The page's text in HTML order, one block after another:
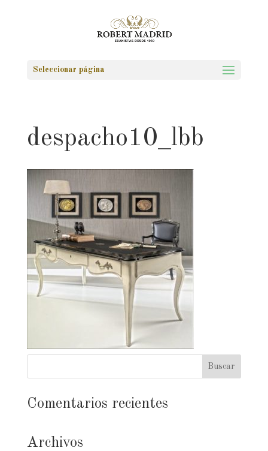
Seleccionar página
despacho10_lbb
Comentarios recientes
Archivos